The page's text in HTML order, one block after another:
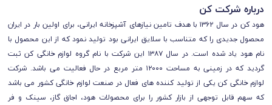
درباره شرکت کن
هود کن در سال ۱۳۶۲ با هدف تامین نیازهای آشپزخانه ایرانی، برای اولین بار در ایران
محصول جدیدی را که متناسب با سلایق ایرانی بود تولید نمود که از این محصول با
نام هود یاد شده است.
در سال ۱۳۸۷ این شرکت با نام گروه لوازم خانگی کن ثبت
گردید که در زمینی به مساحت ۱۲۰۰۰ متر مربع در حال فعالیت می باشد. شرکت
لوازم خانگی کن یکی از تولید کننده های فعال در صنعت لوازم خانگی کشور می باشد
که سهم قابل توجهی از بازار کشور را برای محصولات هود، اجاق گاز، سینک و فر